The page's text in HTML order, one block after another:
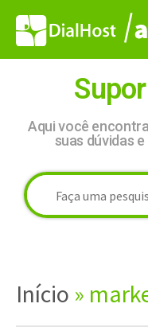
Aqui você
suas dúvidas
Início »